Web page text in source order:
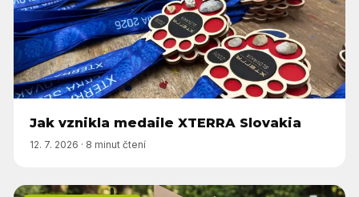
Jak vznikla medaile XTERRA Slovakia
12. 7. 2026 · 8 minut čtení